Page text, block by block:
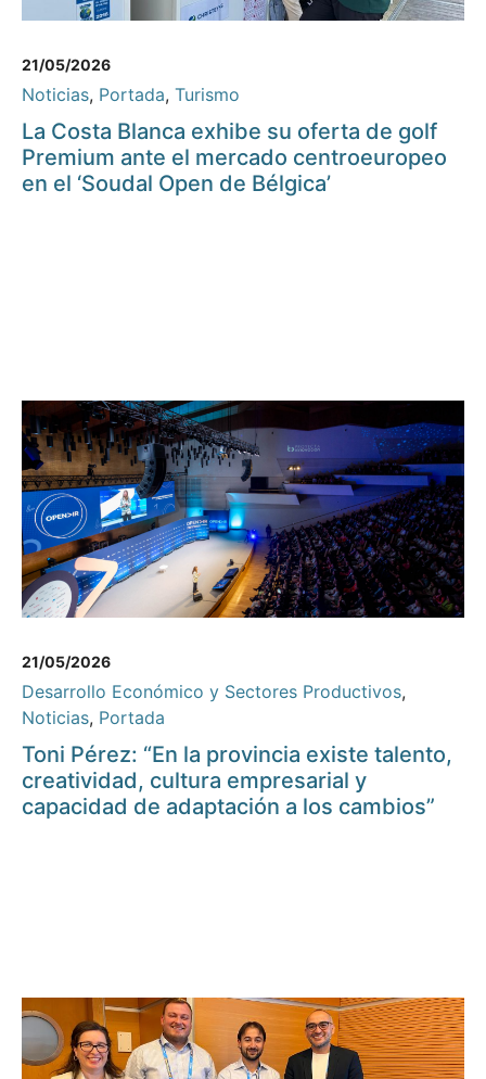
21/05/2026
Noticias, Portada, Turismo
La Costa Blanca exhibe su oferta de golf
Premium ante el mercado centroeuropeo
en el ‘Soudal Open de Bélgica’
21/05/2026
Desarrollo Económico y Sectores Productivos,
Noticias, Portada
Toni Pérez: “En la provincia existe talento,
creatividad, cultura empresarial y
capacidad de adaptación a los cambios”